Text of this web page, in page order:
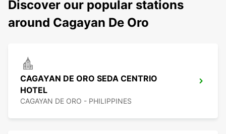
Discover our popular stations
around Cagayan De Oro
CAGAYAN DE ORO SEDA CENTRIO
HOTEL
CAGAYAN DE ORO - PHILIPPINES